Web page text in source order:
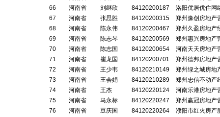
66
河南省 刘继欣 84120200187
洛阳优居优住网
67
河南省 张思胜 84120200315
郑州豫创房地产
68
河南省 陈永伟 84120200467
郑州久盈房地产
69
河南省 陈志琴 84120200569
郑州惠兴房地产
70
河南省 陈志国 84120200654
河南天天房地产
71
河南省 崔龙国 84120200701
郑州德邦房地产
72
河南省 王少韦 84120210149
郑州绿之城房地
73
河南省 王会娟 84120210289
郑州忠信不动产
74
河南省 王杰 84120220124
河南乐港房地产
75
河南省 马永标 84120220247
郑州赢冠房地产
76
河南省 豆庆国 84120220264
濮阳市红火房产